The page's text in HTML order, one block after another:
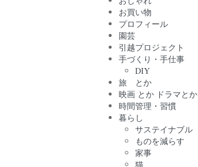
お買い物
プロフィール
園芸
引越プロジェクト
手づくり・手仕事
DIY
旅 とか
映画 とか ドラマとか
時間管理・習慣
暮らし
サステイナブル
ものを減らす
家事
猫